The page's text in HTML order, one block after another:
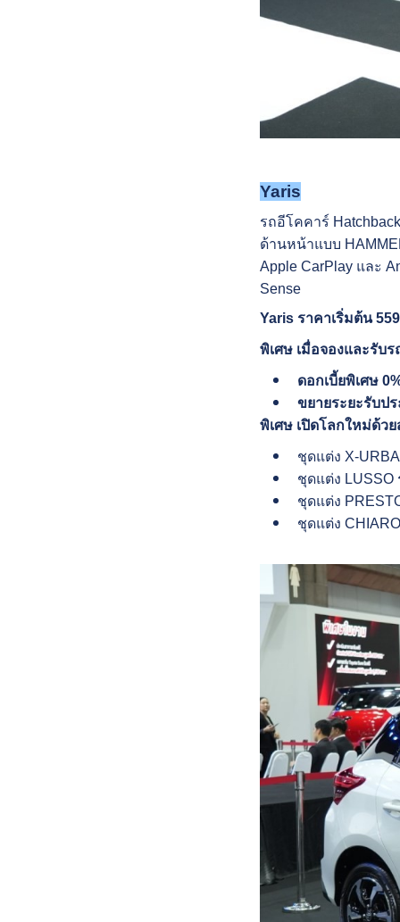
Yaris
รถอีโคคาร์
ด้านหน้าแบบ
Apple CarPlay และ
Sense
Yaris ราคาเริ่มต้น
พิเศษ เมื่อจองและรับ
ดอกเบี้ยพิเศษ
ขยายระยะรับป
พิเศษ เปิดโลกใหม่ด้ว
ชุดแต่ง X-
ชุดแต่ง LUSSO
ชุดแต่ง
ชุดแต่ง